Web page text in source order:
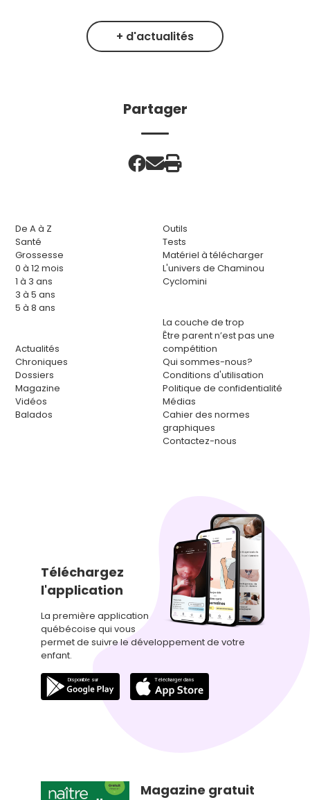
+ d'actualités
Partager
De A à Z
Santé
Grossesse
0 à 12 mois
1 à 3 ans
3 à 5 ans
5 à 8 ans
Actualités
Chroniques
Dossiers
Magazine
Vidéos
Balados
Outils
Tests
Matériel à télécharger
L'univers de Chaminou
Cyclomini
La couche de trop
Être parent n’est pas une
compétition
Qui sommes-nous?
Conditions d'utilisation
Politique de confidentialité
Médias
Cahier des normes
graphiques
Contactez-nous
Téléchargez
l'application
La première application
québécoise qui vous
permet de suivre le développement de votre
enfant.
Magazine gratuit